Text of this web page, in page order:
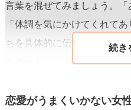
言葉を混ぜてみましょう。「
「体調を気にかけてくれて
ちを具体的に伝えると、彼
3.サプライズを用意する: 彼
恋愛がうまくいかない女